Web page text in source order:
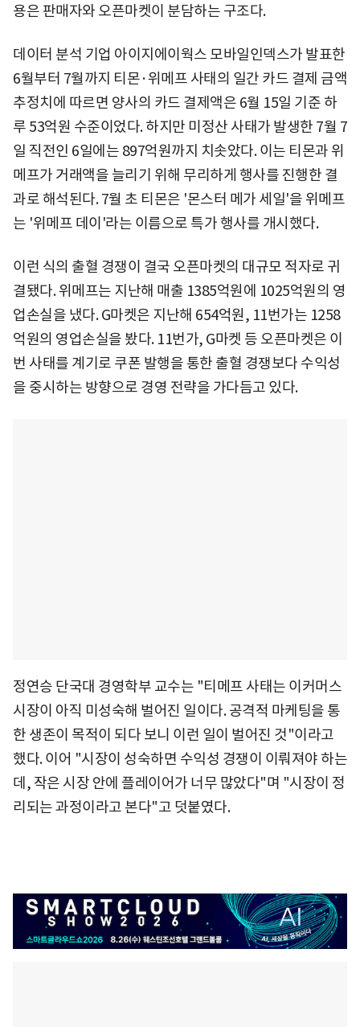
용은 판매자와 오픈마켓이 분담하는 구조다.
데이터 분석 기업 아이지에이웍스 모바일인덱스가 발표한
6월부터 7월까지 티몬·위메프 사태의 일간 카드 결제 금액
추정치에 따르면 양사의 카드 결제액은 6월 15일 기준 하
루 53억원 수준이었다. 하지만 미정산 사태가 발생한 7월 7
일 직전인 6일에는 897억원까지 치솟았다. 이는 티몬과 위
메프가 거래액을 늘리기 위해 무리하게 행사를 진행한 결
과로 해석된다. 7월 초 티몬은 '몬스터 메가 세일'을 위메프
는 '위메프 데이'라는 이름으로 특가 행사를 개시했다.
이런 식의 출혈 경쟁이 결국 오픈마켓의 대규모 적자로 귀
결됐다. 위메프는 지난해 매출 1385억원에 1025억원의 영
업손실을 냈다. G마켓은 지난해 654억원, 11번가는 1258
억원의 영업손실을 봤다. 11번가, G마켓 등 오픈마켓은 이
번 사태를 계기로 쿠폰 발행을 통한 출혈 경쟁보다 수익성
을 중시하는 방향으로 경영 전략을 가다듬고 있다.
정연승 단국대 경영학부 교수는 "티메프 사태는 이커머스
시장이 아직 미성숙해 벌어진 일이다. 공격적 마케팅을 통
한 생존이 목적이 되다 보니 이런 일이 벌어진 것"이라고
했다. 이어 "시장이 성숙하면 수익성 경쟁이 이뤄져야 하는
데, 작은 시장 안에 플레이어가 너무 많았다"며 "시장이 정
리되는 과정이라고 본다"고 덧붙였다.